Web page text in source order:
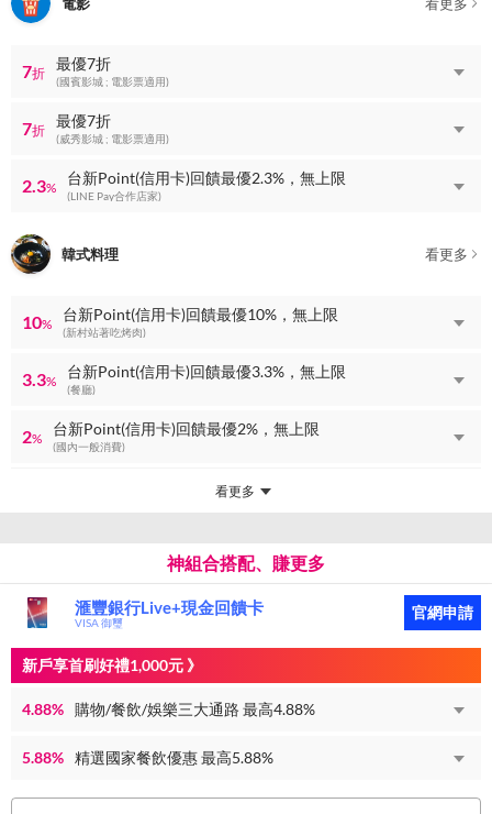
7折
最優7折
(國賓影城 ; 電影票適用)
7折
最優7折
(威秀影城 ; 電影票適用)
2.3%
台新Point(信用卡)回饋最優2.3%，無上限
(LINE Pay合作店家)
韓式料理 看更多
10%
台新Point(信用卡)回饋最優10%，無上限
(新村站著吃烤肉)
3.3%
台新Point(信用卡)回饋最優3.3%，無上限
(餐廳)
2%
台新Point(信用卡)回饋最優2%，無上限
(國內一般消費)
看更多
神組合搭配、賺更多
滙豐銀行Live+現金回饋卡
VISA 御璽
官網申請
新戶享首刷好禮1,000元 》
4.88% 購物/餐飲/娛樂三大通路 最高4.88%
5.88% 精選國家餐飲優惠 最高5.88%